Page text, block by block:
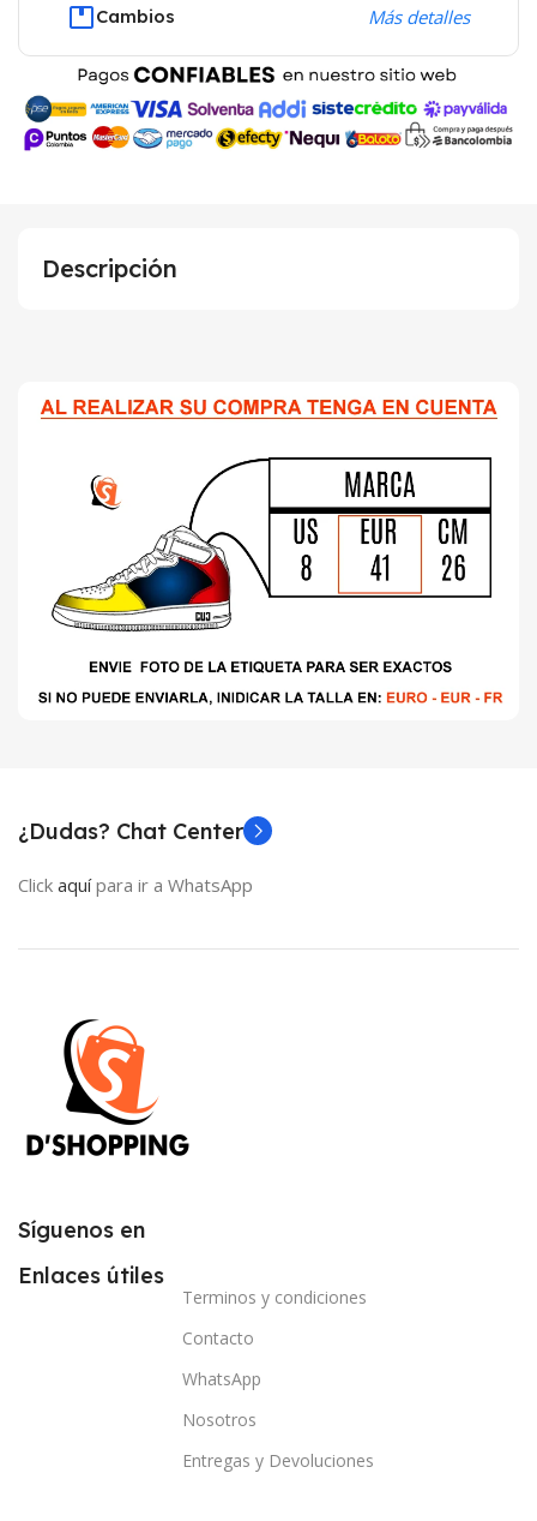
Cambios Más detalles
Descripción
¿Dudas? Chat Center
Click aquípara ir a WhatsApp
Síguenos en
Enlaces útiles
Terminos y condiciones
Contacto
WhatsApp
Nosotros
Entregas y Devoluciones